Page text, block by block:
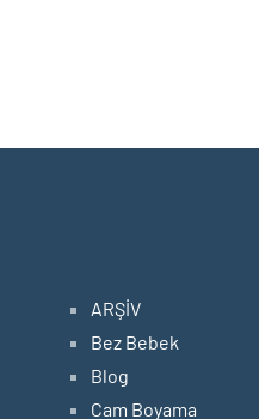
ARŞİV
Bez Bebek
Blog
Cam Boyama